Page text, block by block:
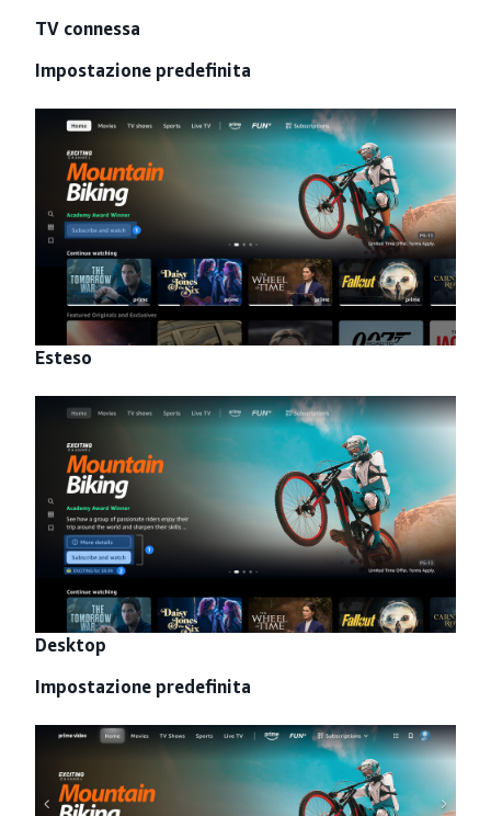
TV connessa
Impostazione predefinita
Esteso
Desktop
Impostazione predefinita